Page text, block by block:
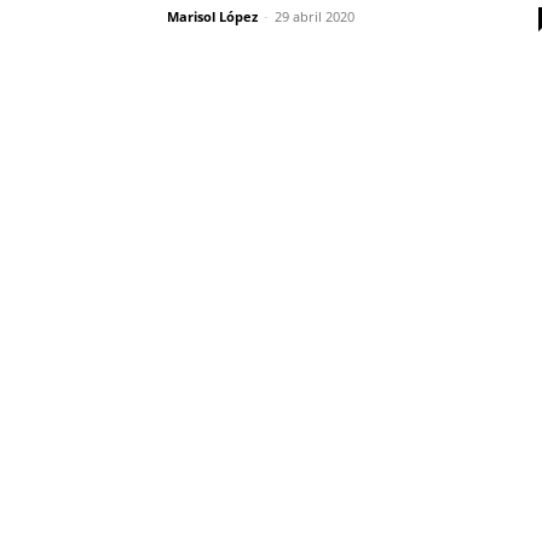
Marisol López - 29 abril 2020